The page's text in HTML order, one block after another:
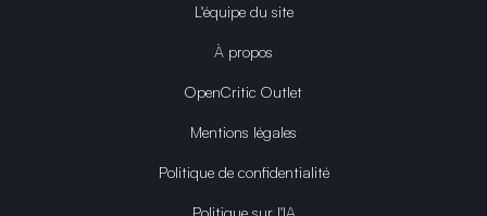
L'équipe du site
À propos
OpenCritic Outlet
Mentions légales
Politique de confidentialité
Politique sur l'IA